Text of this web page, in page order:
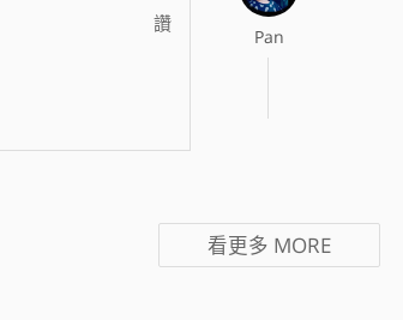
Pan
讚
看更多 MORE